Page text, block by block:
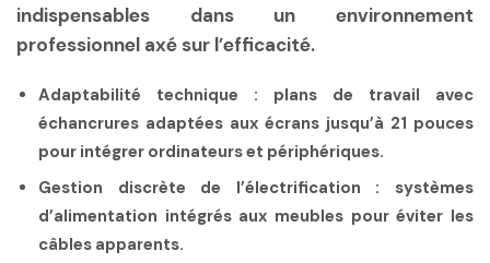
indispensables dans un environnement
professionnel axé sur l’efficacité.
Adaptabilité technique : plans de travail avec
échancrures adaptées aux écrans jusqu’à 21 pouces
pour intégrer ordinateurs et périphériques.
Gestion discrète de l’électrification : systèmes
d’alimentation intégrés aux meubles pour éviter les
câbles apparents.